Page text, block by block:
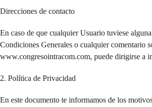
Direcciones de contacto
En caso de que cualquier Usuario tuviese
Condiciones Generales o cualquier comentario
www.congresointracom.com, puede dirigirse a
2. Política de Privacidad
En este documento te informamos de los